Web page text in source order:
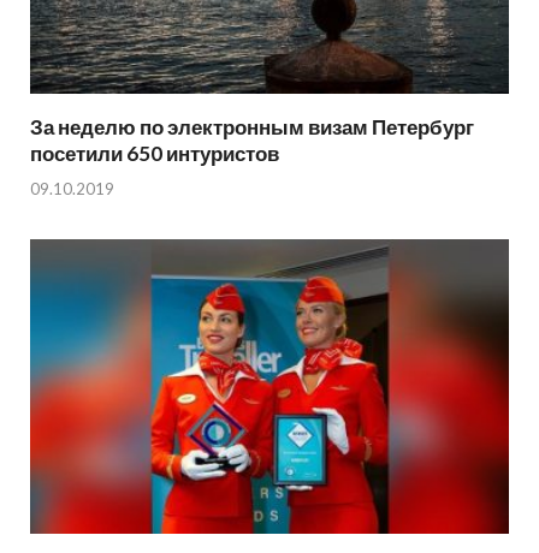
За неделю по электронным визам Петербург
посетили 650 интуристов
09.10.2019